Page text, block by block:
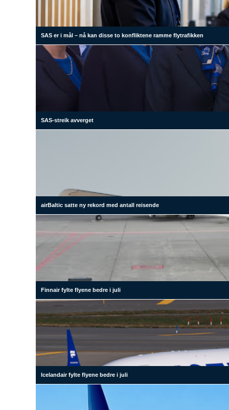
SAS er i mål – nå kan disse to konfliktene ramme flytrafikken
SAS-streik avverget
airBaltic satte ny rekord med antall reisende
Finnair fylte flyene bedre i juli
Icelandair fylte flyene bedre i juli